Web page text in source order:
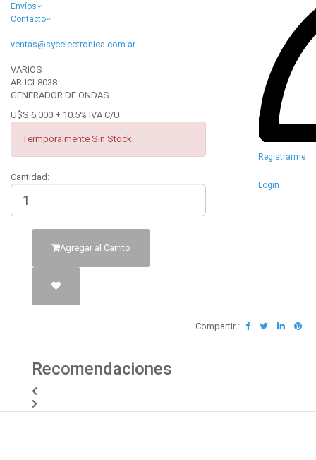
Registrarme
Login
Envíos
Contacto
ventas@sycelectronica.com.ar
VARIOS
AR-ICL8038
GENERADOR DE ONDAS
U$S 6,000 + 10.5% IVA C/U
Termporalmente Sin Stock
Cantidad:
Agregar al Carrito
Compartir :
Recomendaciones